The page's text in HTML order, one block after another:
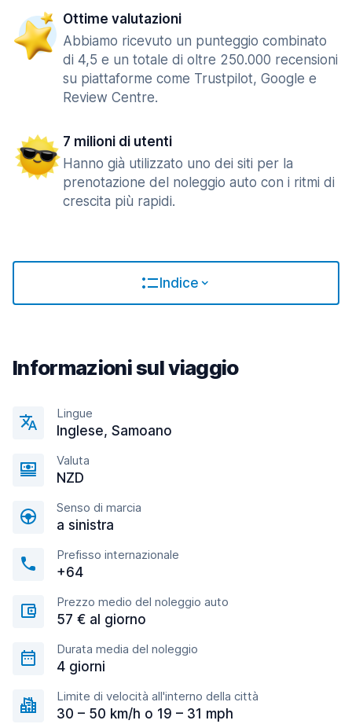
Ottime valutazioni
Abbiamo ricevuto un punteggio combinato
di 4,5 e un totale di oltre 250.000 recensioni
su piattaforme come Trustpilot, Google e
Review Centre.
7 milioni di utenti
Hanno già utilizzato uno dei siti per la
prenotazione del noleggio auto con i ritmi di
crescita più rapidi.
Indice
Informazioni sul viaggio
Lingue
Inglese, Samoano
Valuta
NZD
Senso di marcia
a sinistra
Prefisso internazionale
+64
Prezzo medio del noleggio auto
57 € al giorno
Durata media del noleggio
4 giorni
Limite di velocità all'interno della città
30 – 50 km/h o 19 – 31 mph